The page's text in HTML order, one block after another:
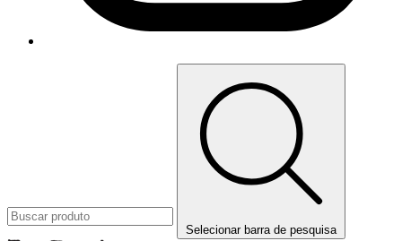
Selecionar barra de pesquisa